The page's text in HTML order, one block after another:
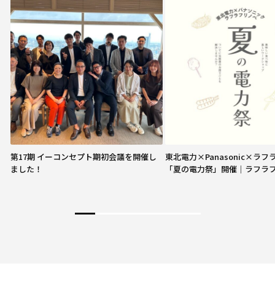
第17期 イーコンセプト期初会議を開催し
ました！
東北電力×Panasonic×ラフ
「夏の電力祭」開催｜ラフラ